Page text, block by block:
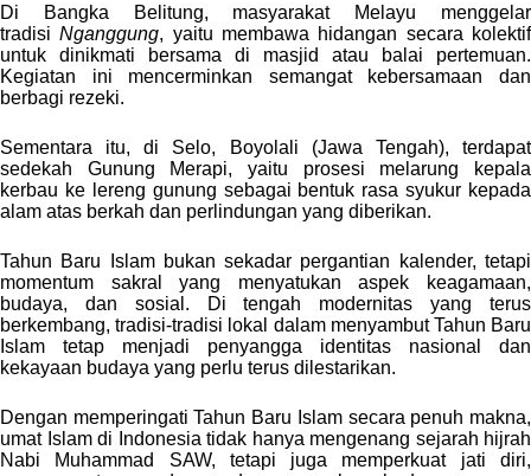
Di Bangka Belitung, masyarakat Melayu menggelar
tradisiNganggung, yaitu membawa hidangan secara kolektif
untuk dinikmati bersama di masjid atau balai pertemuan.
Kegiatan ini mencerminkan semangat kebersamaan dan
berbagi rezeki.
Sementara itu, di Selo, Boyolali (Jawa Tengah), terdapat
sedekah Gunung Merapi, yaitu prosesi melarung kepala
kerbau ke lereng gunung sebagai bentuk rasa syukur kepada
alam atas berkah dan perlindungan yang diberikan.
Tahun Baru Islam bukan sekadar pergantian kalender, tetapi
momentum sakral yang menyatukan aspek keagamaan,
budaya, dan sosial. Di tengah modernitas yang terus
berkembang, tradisi-tradisi lokal dalam menyambut Tahun Baru
Islam tetap menjadi penyangga identitas nasional dan
kekayaan budaya yang perlu terus dilestarikan.
Dengan memperingati Tahun Baru Islam secara penuh makna,
umat Islam di Indonesia tidak hanya mengenang sejarah hijrah
Nabi Muhammad SAW, tetapi juga memperkuat jati diri,